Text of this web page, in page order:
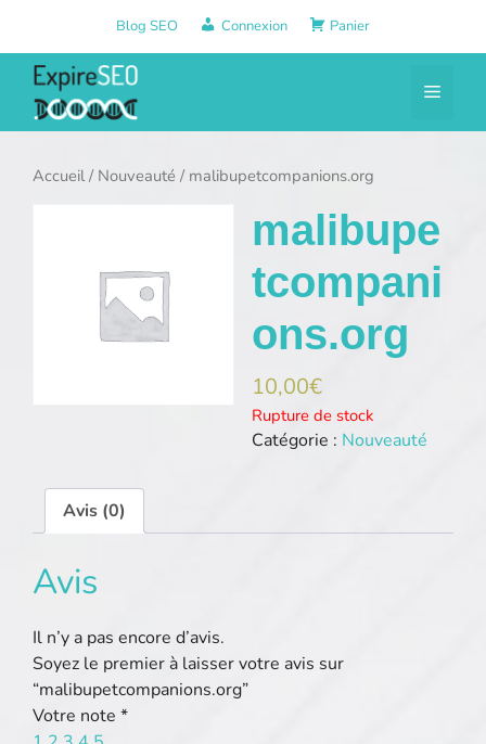
contenu
Blog SEO Connexion Panier
Menu
Accueil/ Nouveauté / malibupetcompanions.org
malibupe
tcompani
ons.org
10,00€
Rupture de stock
Catégorie : Nouveauté
Avis (0)
Avis
Il n’y a pas encore d’avis.
Soyez le premier à laisser votre avis sur
“malibupetcompanions.org”
Votre note *